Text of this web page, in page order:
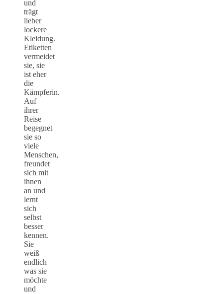
und
trägt
lieber
lockere
Kleidung.
Etiketten
vermeidet
sie, sie
ist eher
die
Kämpferin.
Auf
ihrer
Reise
begegnet
sie so
viele
Menschen,
freundet
sich mit
ihnen
an und
lernt
sich
selbst
besser
kennen.
Sie
weiß
endlich
was sie
möchte
und